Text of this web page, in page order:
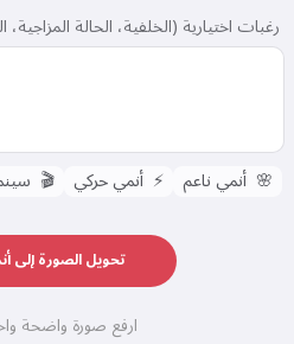
رغبات اختيارية (الخلفية، الحالة
🌸 أنمي ناعم ⚡ أنمي حركي 🎬
تحويل الصورة إلى
ارفع صورة واضحة